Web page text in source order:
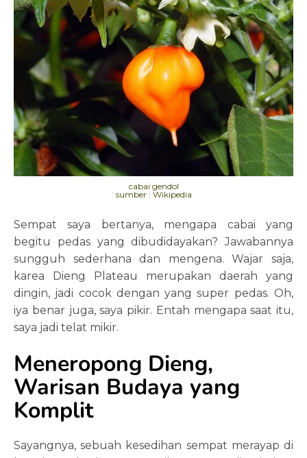
cabai gendol
sumber : Wikipedia
Sempat saya bertanya, mengapa cabai yang
begitu pedas yang dibudidayakan? Jawabannya
sungguh sederhana dan mengena. Wajar saja,
karea Dieng Plateau merupakan daerah yang
dingin, jadi cocok dengan yang super pedas. Oh,
iya benar juga, saya pikir. Entah mengapa saat itu,
saya jadi telat mikir.
Meneropong Dieng,
Warisan Budaya yang
Komplit
Sayangnya, sebuah kesedihan sempat merayap di